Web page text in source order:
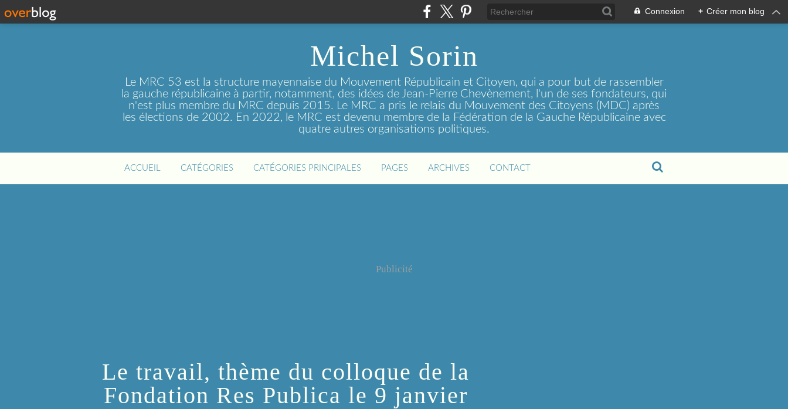
Connexion + Créer mon blog
Michel Sorin
Le MRC 53 est la structure mayennaise du Mouvement Républicain et Citoyen, qui a pour but de rassembler
la gauche républicaine à partir, notamment, des idées de Jean-Pierre Chevènement, l'un de ses fondateurs, qui
n'est plus membre du MRC depuis 2015. Le MRC a pris le relais du Mouvement des Citoyens (MDC) après
les élections de 2002. En 2022, le MRC est devenu membre de la Fédération de la Gauche Républicaine avec
quatre autres organisations politiques.
ACCUEIL CATÉGORIES CATÉGORIES PRINCIPALES PAGES ARCHIVES CONTACT
Publicité
Le travail, thème du colloque de la
Fondation Res Publica le 9 janvier